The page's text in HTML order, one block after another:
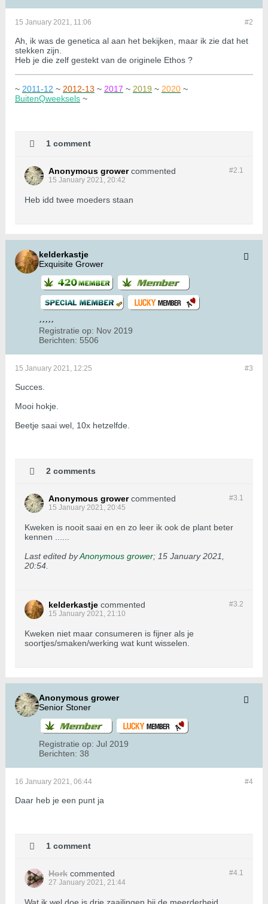
#2
15 January 2021, 11:06
Ah, ik was de genetica al aan het bekijken, maar ik zie dat het
stekken zijn.
Heb je die zelf gestekt van de originele Ethos ?
~ 2011-12 ~ 2012-13 ~ 2017 ~ 2019 ~ 2020 ~
BuitenQweeksels ~
1 comment
#2.1
Anonymous grower commented
15 January 2021, 20:42
Heb idd twee moeders staan
kelderkastje
Exquisite Grower
Registratie op: Nov 2019
Berichten: 5506
#3
15 January 2021, 12:25
Succes.
Mooi hokje.
​​​​​​​Beetje saai wel, 10x hetzelfde.
2 comments
#3.1
Anonymous grower commented
15 January 2021, 20:45
Kweken is nooit saai en en zo leer ik ook de plant beter
kennen ......
Last edited byAnonymous grower; 15 January 2021,
20:54
#3.2
kelderkastje commented
15 January 2021, 21:10
Kweken niet maar consumeren is fijner als je
soortjes/smaken/werking wat kunt wisselen.
Anonymous grower
Senior Stoner
Registratie op: Jul 2019
Berichten: 38
#4
16 January 2021, 06:44
Daar heb je een punt ja
1 comment
#4.1
Hork commented
27 January 2021, 21:44